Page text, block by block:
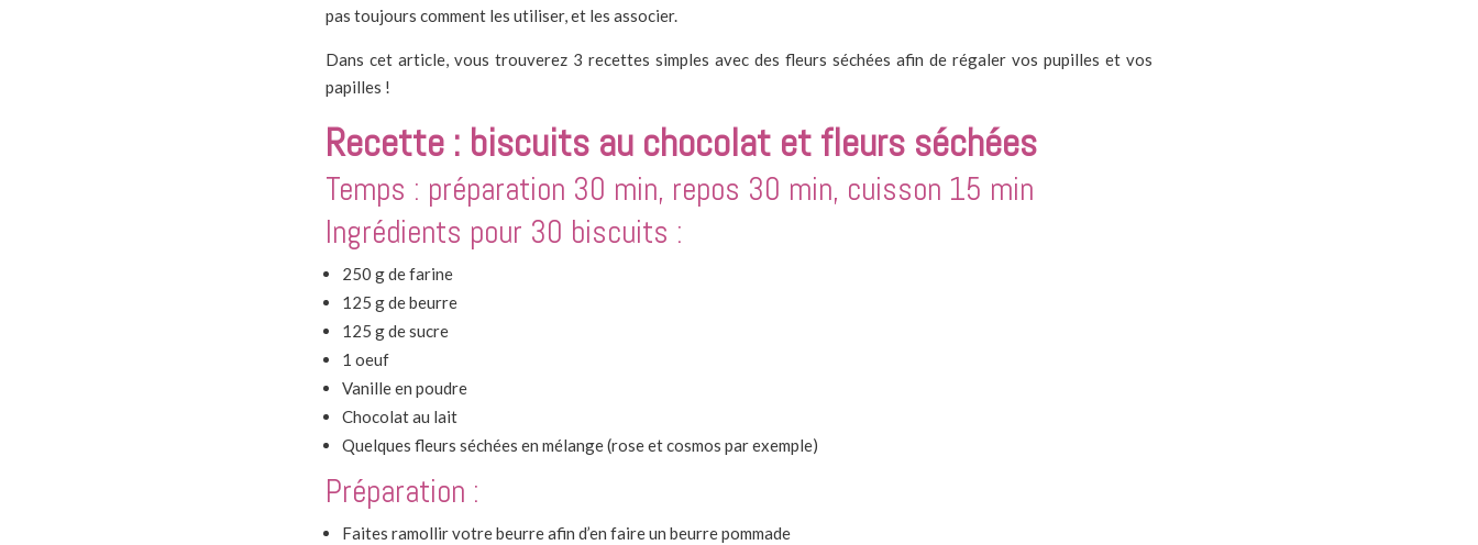
pas toujours comment les utiliser, et les associer.
Dans cet article, vous trouverez 3 recettes simples avec des fleurs séchées afin de régaler vos pupilles et vos
papilles !
Recette : biscuits au chocolat et fleurs séchées
Temps : préparation 30 min, repos 30 min, cuisson 15 min
Ingrédients pour 30 biscuits :
250 g de farine
125 g de beurre
125 g de sucre
1 oeuf
Vanille en poudre
Chocolat au lait
Quelques fleurs séchées en mélange (rose et cosmos par exemple)
Préparation :
Faites ramollir votre beurre afin d’en faire un beurre pommade